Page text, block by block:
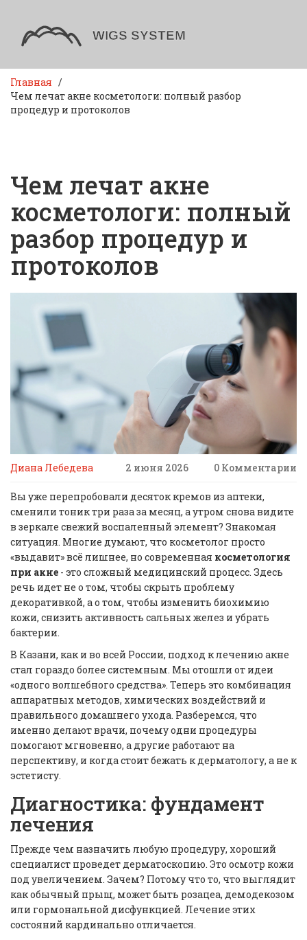
Главная
Чем лечат акне косметологи: полный разбор
процедур и протоколов
Чем лечат акне
косметологи: полный
разбор процедур и
протоколов
Диана Лебедева 2 июня 2026 0 Комментарии
Вы уже перепробовали десяток кремов из аптеки,
сменили тоник три раза за месяц, а утром снова видите
в зеркале свежий воспаленный элемент? Знакомая
ситуация. Многие думают, что косметолог просто
«выдавит» всё лишнее, но современная косметология
при акне - это сложный медицинский процесс. Здесь
речь идет не о том, чтобы скрыть проблему
декоративкой, а о том, чтобы изменить биохимию
кожи, снизить активность сальных желез и убрать
бактерии.
В Казани, как и во всей России, подход к лечению акне
стал гораздо более системным. Мы отошли от идеи
«одного волшебного средства». Теперь это комбинация
аппаратных методов, химических воздействий и
правильного домашнего ухода. Разберемся, что
именно делают врачи, почему одни процедуры
помогают мгновенно, а другие работают на
перспективу, и когда стоит бежать к дерматологу, а не к
эстетисту.
Диагностика: фундамент
лечения
Прежде чем назначить любую процедуру, хороший
специалист проведет дерматоскопию. Это осмотр кожи
под увеличением. Зачем? Потому что то, что выглядит
как обычный прыщ, может быть розацеа, демодекозом
или гормональной дисфункцией. Лечение этих
состояний кардинально отличается.